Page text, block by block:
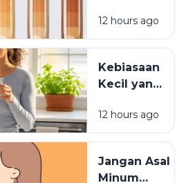
Minum
Vitamin? Ini
Penjelasannya
12 hours ago
Kebiasaan
Kecil yang
Vitamin
Tidak
Maksimal
12 hours ago
Jangan Asal
Minum